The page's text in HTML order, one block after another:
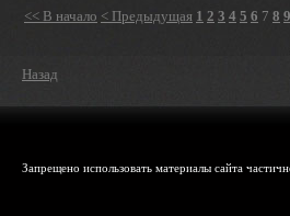
<< В начало < Предыдущая 1 2 3 4 5 6 7 8 9
Назад
Запрещено использовать материалы сайта